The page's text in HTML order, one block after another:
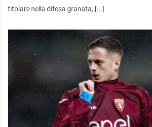
titolare nella difesa granata, [...]